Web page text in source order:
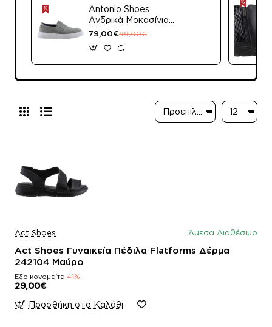
Antonio Shoes
Ανδρικά Μοκασίνια
Δέρμα 850/4001
79,00€99,00€
Act Shoes Άμεσα Διαθέσιμο
Act Shoes Γυναικεία Πέδιλα Flatforms Δέρμα
242104 Μαύρο
Εξοικονομείτε-41%
29,00€
Προσθήκη στο Καλάθι